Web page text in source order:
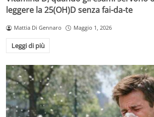
leggere la 25(OH)D senza fai-da-te
Mattia Di Gennaro Maggio 1, 2026
Leggi di più